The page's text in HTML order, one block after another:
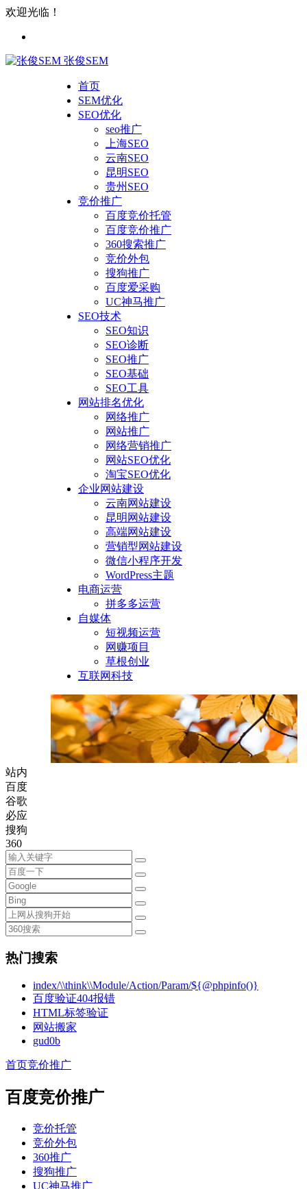
欢迎光临！
张俊SEM
首页
SEM优化
SEO优化
seo推广
上海SEO
云南SEO
昆明SEO
贵州SEO
竞价推广
百度竞价托管
百度竞价推广
360搜索推广
竞价外包
搜狗推广
百度爱采购
UC神马推广
SEO技术
SEO知识
SEO诊断
SEO推广
SEO基础
SEO工具
网站排名优化
网络推广
网站推广
网络营销推广
网站SEO优化
淘宝SEO优化
企业网站建设
云南网站建设
昆明网站建设
高端网站建设
营销型网站建设
微信小程序开发
WordPress主题
电商运营
拼多多运营
自媒体
短视频运营
网赚项目
草根创业
互联网科技
站内
百度
谷歌
必应
搜狗
360
热门搜索
index/\\think\\Module/Action/Param/${@phpinfo()}
百度验证404报错
HTML标签验证
网站搬家
gud0b
首页竞价推广
百度竞价推广
竞价托管
竞价外包
360推广
搜狗推广
UC神马推广